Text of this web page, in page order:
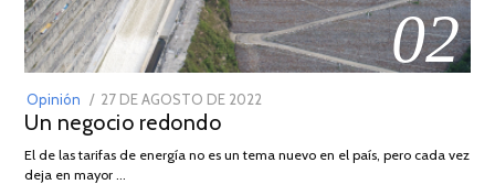
02
Opinión
POSTED
ON
27 DE AGOSTO DE 2022
DE
Un negocio redondo
El de las tarifas de energía no es un tema nuevo en el país, pero cada vez
deja en mayor …